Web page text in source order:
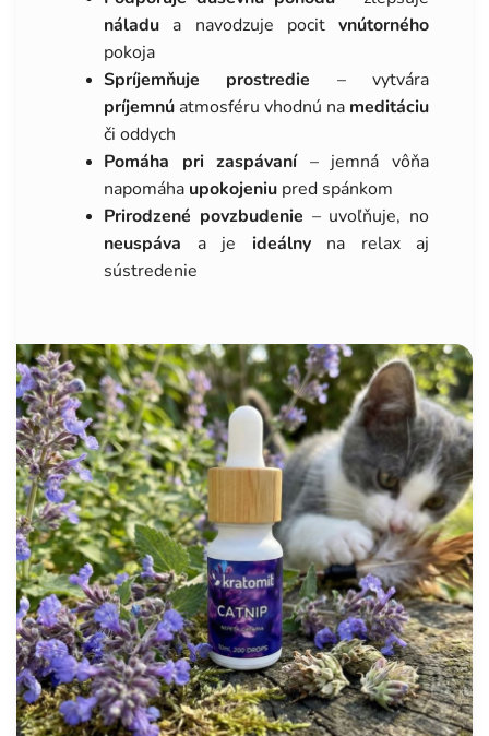
náladu a navodzuje pocit vnútorného
pokoja
Spríjemňuje prostredie – vytvára
príjemnú atmosféru vhodnú na meditáciu
či oddych
Pomáha pri zaspávaní– jemná vôňa
napomáha upokojeniu pred spánkom
Prirodzené povzbudenie – uvoľňuje, no
neuspáva a je ideálnyna relax aj
sústredenie